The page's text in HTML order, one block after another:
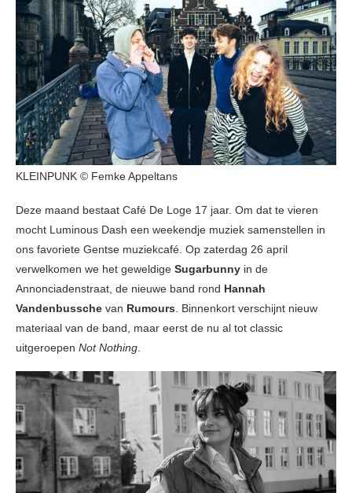
KLEINPUNK © Femke Appeltans
Deze maand bestaat Café De Loge 17 jaar. Om dat te vieren
mocht Luminous Dash een weekendje muziek samenstellen in
ons favoriete Gentse muziekcafé. Op zaterdag 26 april
verwelkomen we het geweldige Sugarbunny in de
Annonciadenstraat, de nieuwe band rond Hannah
Vandenbussche van Rumours. Binnenkort verschijnt nieuw
materiaal van de band, maar eerst de nu al tot classic
uitgeroepen Not Nothing.